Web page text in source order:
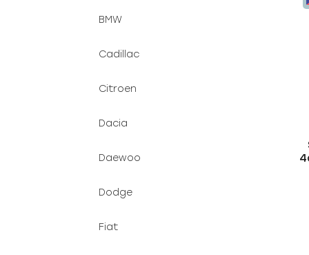
BMW
Cadillac
Citroen
Dacia
Daewoo
Dodge
Fiat